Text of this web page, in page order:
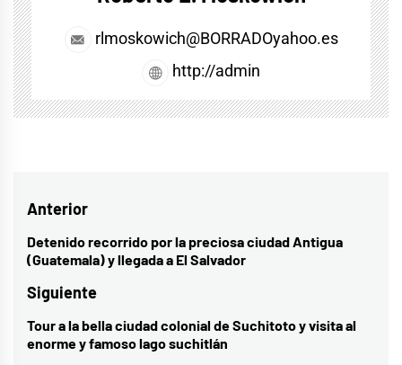
rlmoskowich@BORRADOyahoo.es
http://admin
Navegación
de
entradas
Anterior
Entrada
anterior:
Detenido recorrido por la preciosa ciudad Antigua
(Guatemala) y llegada a El Salvador
Siguiente
Entrada
siguiente:
Tour a la bella ciudad colonial de Suchitoto y visita al
enorme y famoso lago suchitlán